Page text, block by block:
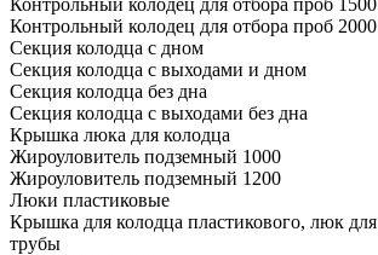
Контрольный колодец для отбора проб 1500
Контрольный колодец для отбора проб 2000
Секция колодца с дном
Секция колодца с выходами и дном
Секция колодца без дна
Секция колодца с выходами без дна
Крышка люка для колодца
Жироуловитель подземный 1000
Жироуловитель подземный 1200
Люки пластиковые
Крышка для колодца пластикового, люк
трубы